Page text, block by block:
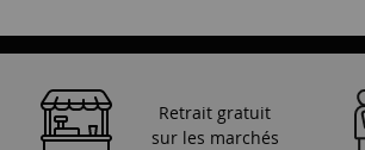
Retrait gratuit
sur les marchés